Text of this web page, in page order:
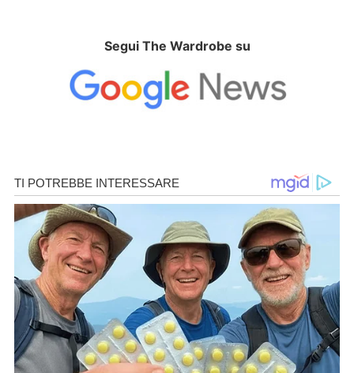
Segui The Wardrobe su